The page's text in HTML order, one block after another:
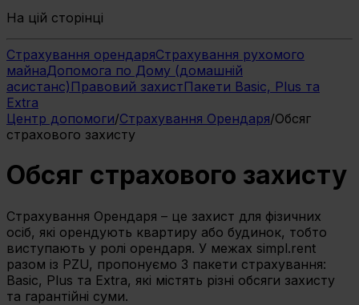
На цій сторінці
Страхування орендаряСтрахування рухомого
майнаДопомога по Дому (домашній
асистанс) Правовий захистПакети Basic, Plus та
Extra
Центр допомоги/Страхування Орендаря/Обсяг
страхового захисту
Обсяг страхового захисту
Страхування Орендаря – це захист для фізичних
осіб, які орендують квартиру або будинок, тобто
виступають у ролі орендаря. У межах simpl.rent
разом із PZU, пропонуємо 3 пакети страхування:
Basic, Plus та Extra, які містять різні обсяги захисту
та гарантійні суми.